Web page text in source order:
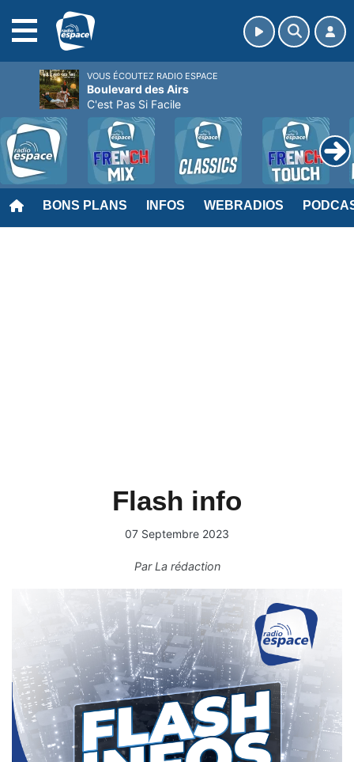
BONS PLANS INFOS WEBRADIOS
Flash info
07 Septembre 2023
ParLa rédaction
VOUS ÉCOUTEZ RADIO ESPACE
Boulevard des Airs
C'est Pas Si Facile